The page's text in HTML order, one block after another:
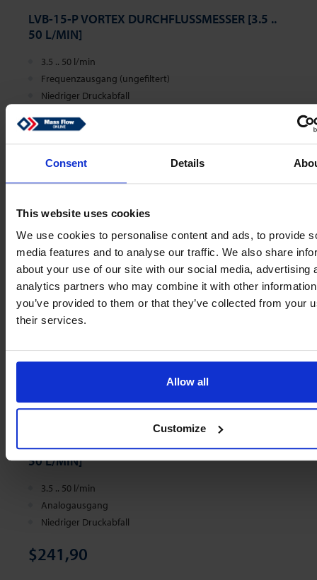
Consent Details
This website uses cookies
We use cookies to personalise content and ads, to provide
media features and to analyse our traffic. We also share
about your use of our site with our social media, advertising
analytics partners who may combine it with other
you’ve provided to them or that they’ve collected from your
their services.
Allow all
Customize
LVB-15-P VORTEX DURCHFLUSSMESSER [3.5 ..
50 L/MIN]
3.5 .. 50 l/min
Frequenzausgang (ungefiltert)
Niedriger Druckabfall
$230,10
Begrenzter Bestand verfügbar | 1 Stücke
LVB-15-A VORTEX DURCHFLUSSMESSER [3.5 ..
50 L/MIN]
3.5 .. 50 l/min
Analogausgang
Niedriger Druckabfall
$241,90